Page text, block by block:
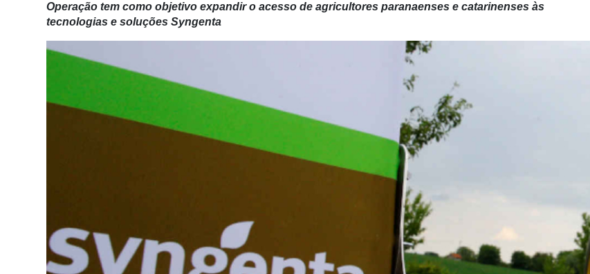
Operação tem como objetivo expandir o acesso de agricultores paranaenses e catarinenses às
tecnologias e soluções Syngenta